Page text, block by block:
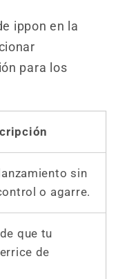
ippon en la
para los
sin
o agarre.
que tu
de